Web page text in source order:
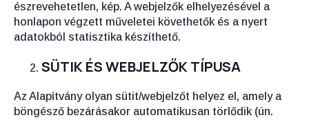
észrevehetetlen, kép. A webjelzők elhelyezésével a
honlapon végzett műveletei követhetők és a nyert
adatokból statisztika készíthető.
SÜTIK ÉS WEBJELZŐK TÍPUSA
Az Alapítvány olyan sütit/webjelzőt helyez el, amely a
böngésző bezárásakor automatikusan törlődik (ún.